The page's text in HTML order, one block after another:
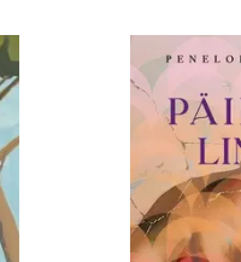
Krimi ja
(53)
(187)
(9)
Õppekirjandus (48)